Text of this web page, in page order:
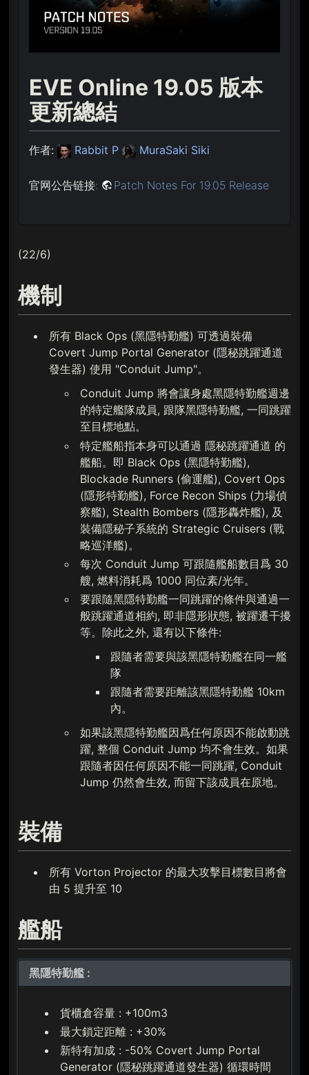
EVE Online 19.05 版本
更新總結
作者: Rabbit P MuraSaki Siki
官网公告链接: Patch Notes For 19.05 Release
(22/6)
機制
所有 Black Ops (黑隱特勤艦) 可透過裝備
Covert Jump Portal Generator (隱秘跳躍通道
發生器) 使用 "Conduit Jump"。
Conduit Jump 將會讓身處黑隱特勤艦週邊
的特定艦隊成員, 跟隊黑隱特勤艦, 一同跳躍
至目標地點。
特定艦船指本身可以通過 隱秘跳躍通道 的
艦船。即 Black Ops (黑隱特勤艦),
Blockade Runners (偷運艦), Covert Ops
(隱形特勤艦), Force Recon Ships (力場偵
察艦), Stealth Bombers (隱形轟炸艦), 及
裝備隱秘子系統的 Strategic Cruisers (戰
略巡洋艦)。
每次 Conduit Jump 可跟隨艦船數目爲 30
艘, 燃料消耗爲 1000 同位素/光年。
要跟隨黑隱特勤艦一同跳躍的條件與通過一
般跳躍通道相約, 即非隱形狀態, 被躍遷干擾
等。除此之外, 還有以下條件:
跟隨者需要與該黑隱特勤艦在同一艦
隊
跟隨者需要距離該黑隱特勤艦 10km
內。
如果該黑隱特勤艦因爲任何原因不能啟動跳
躍, 整個 Conduit Jump 均不會生效。如果
跟隨者因任何原因不能一同跳躍, Conduit
Jump 仍然會生效, 而留下該成員在原地。
裝備
所有 Vorton Projector 的最大攻擊目標數目將會
由 5 提升至 10
艦船
黑隱特勤艦 :
貨櫃倉容量 : +100m3
最大鎖定距離 : +30%
新特有加成 : -50% Covert Jump Portal
Generator (隱秘跳躍通道發生器) 循環時間